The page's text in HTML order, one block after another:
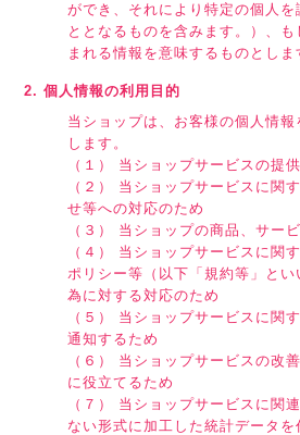
ができ、それにより特定の個人を
ととなるものを含みます。）、
まれる情報を意味するものとしま
2. 個人情報の利用目的
当ショップは、お客様の個人情
します。
（１） 当ショップサービスの提
（２） 当ショップサービスに関
せ等への対応のため
（３） 当ショップの商品、サー
（４） 当ショップサービスに関
ポリシー等（以下「規約等」と
為に対する対応のため
（５） 当ショップサービスに関
通知するため
（６） 当ショップサービスの改
に役立てるため
（７） 当ショップサービスに関
ない形式に加工した統計データを